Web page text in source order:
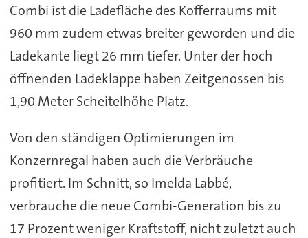
Combi ist die Ladefläche des Kofferraums mit
960 mm zudem etwas breiter geworden und die
Ladekante liegt 26 mm tiefer. Unter der hoch
öffnenden Ladeklappe haben Zeitgenossen bis
1,90 Meter Scheitelhöhe Platz.
Von den ständigen Optimierungen im
Konzernregal haben auch die Verbräuche
profitiert. Im Schnitt, so Imelda Labbé,
verbrauche die neue Combi-Generation bis zu
17 Prozent weniger Kraftstoff, nicht zuletzt auch